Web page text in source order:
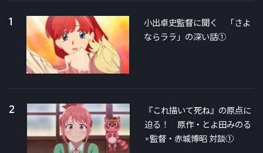
1
小出卓史監督に聞く 「さよ
ならララ」の深い話①
2
『これ描いて死ね』の原点に
迫る！ 原作・とよ田みのる
×監督・赤城博昭 対談①